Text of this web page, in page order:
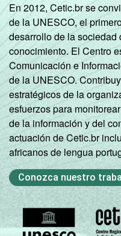
En 2012, Cetic.br se
de la UNESCO, el
desarrollo de la sociedad
conocimiento. El Centro
Comunicación e
de la UNESCO.
estratégicos de la
esfuerzos para
de la información y del
actuación de Cetic.br
africanos de lengua
Conozca nuestro